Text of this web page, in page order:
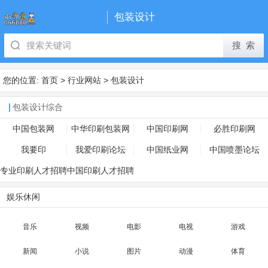
包装设计
您的位置: 首页 > 行业网站 > 包装设计
包装设计综合
中国包装网 中华印刷包装网 中国印刷网 必胜印刷网
我要印 我爱印刷论坛 中国纸业网 中国喷墨论坛
专业印刷人才招聘
网
中国印刷人才招聘
娱乐休闲
音乐 视频 电影 电视 游戏
新闻 小说 图片 动漫 体育